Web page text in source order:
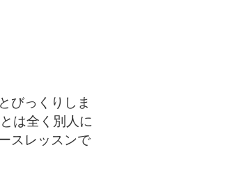
びっくりしま
は全く別人に
スレッスンで